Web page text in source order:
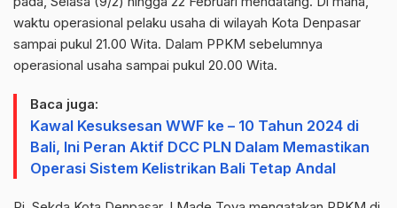
waktu operasional pelaku usaha di wilayah Kota Denpasar
sampai pukul 21.00 Wita. Dalam PPKM sebelumnya
operasional usaha sampai pukul 20.00 Wita.
Baca juga:
Kawal Kesuksesan WWF ke – 10 Tahun 2024 di
Bali, Ini Peran Aktif DCC PLN Dalam Memastikan
Operasi Sistem Kelistrikan Bali Tetap Andal